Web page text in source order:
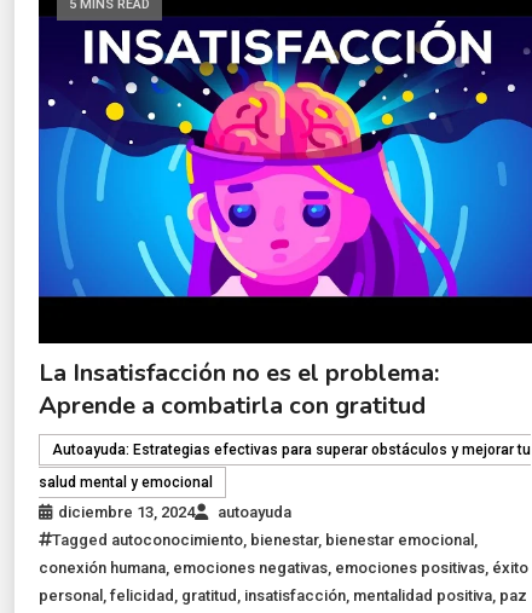
5 MINS READ
La Insatisfacción no es el problema:
Aprende a combatirla con gratitud
Autoayuda: Estrategias efectivas para superar obstáculos y mejorar tu
salud mental y emocional
diciembre 13, 2024
autoayuda
Tagged autoconocimiento, bienestar, bienestar emocional ,
conexión humana, emociones negativas, emociones positivas, éxito
personal ,felicidad , gratitud , insatisfacción, mentalidad positiva, paz